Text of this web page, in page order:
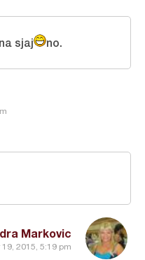
sjaj no.
Markovic
19, 2015, 5:19 pm